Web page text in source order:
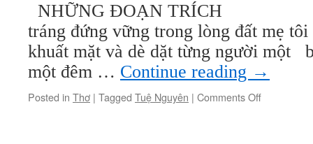
NHỮNG ĐOẠN TRÍCH 1.
tráng đứng vững trong lòng đất mẹ
khuất mặt và dè dặt từng người một
một đêm … Continue reading →
Posted in Thơ | Tagged Tuệ Nguyên | Comments Offon